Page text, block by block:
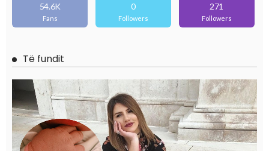
54.6K
Fans
0
Followers
271
Followers
Të fundit